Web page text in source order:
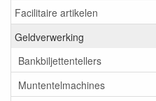
Facilitaire artikelen
Geldverwerking
Bankbiljettentellers
Muntentelmachines